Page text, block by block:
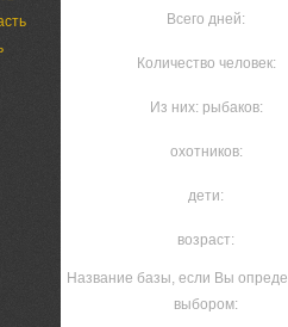
Всего дней:
Количество человек:
Из них: рыбаков:
охотников:
дети:
возраст:
Название базы, если Вы
выбором: